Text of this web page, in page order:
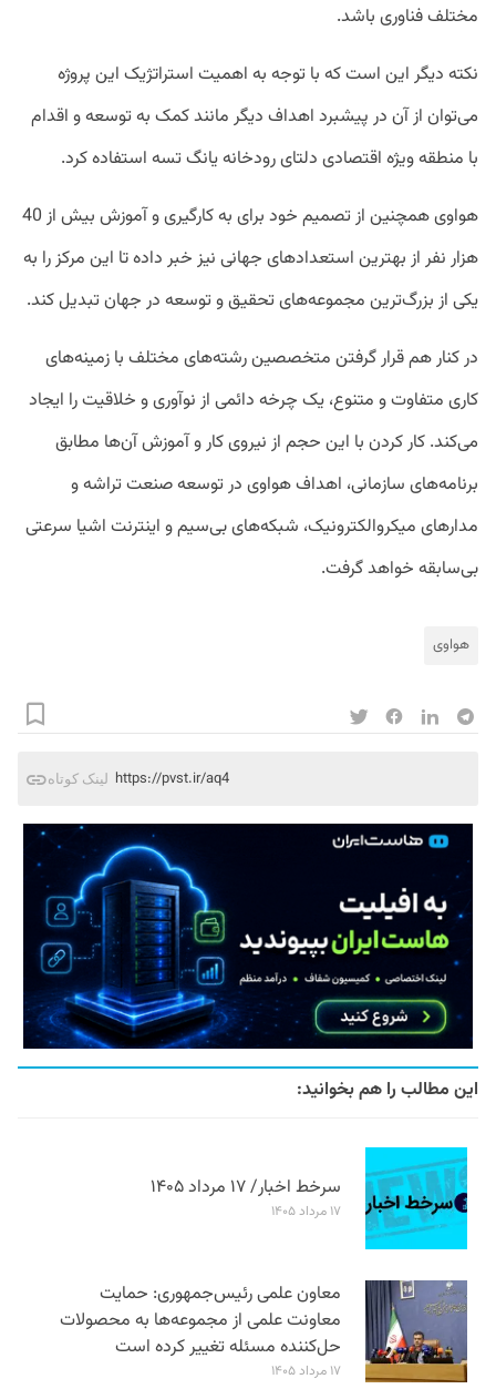
مختلف فناوری باشد.
نکته دیگر این است که با توجه به اهمیت استراتژیک این پروژه
می‎‌توان از آن در پیشبرد اهداف دیگر مانند کمک به توسعه و اقدام
با منطقه ویژه اقتصادی دلتای رودخانه یانگ تسه استفاده کرد.
هواوی همچنین از تصمیم خود برای به کارگیری و آموزش بیش از 40
هزار نفر از بهترین استعدادهای جهانی نیز خبر داده تا این مرکز را به
یکی از بزرگ‌ترین مجموعه‌های تحقیق و توسعه در جهان تبدیل کند.
در کنار هم قرار گرفتن متخصصین رشته‌های مختلف با زمینه‌های
کاری متفاوت و متنوع، یک چرخه دائمی از نوآوری و خلاقیت را ایجاد
می‌کند. کار کردن با این حجم از نیروی کار و آموزش آن‌ها مطابق
برنامه‌های سازمانی، اهداف هواوی در توسعه صنعت تراشه و
مدارهای میکروالکترونیک، شبکه‌های بی‌سیم و اینترنت اشیا سرعتی
بی‌سابقه خواهد گرفت.
هواوی
لینک کوتاه https://pvst.ir/aq4
این مطالب را هم بخوانید:
سرخط اخبار/ ۱۷ مرداد ۱۴۰۵
۱۷ مرداد ۱۴۰۵
معاون علمی رئیس‌جمهوری: حمایت
معاونت علمی از مجموعه‌ها به محصولات
حل‌کننده مسئله تغییر کرده است
۱۷ مرداد ۱۴۰۵